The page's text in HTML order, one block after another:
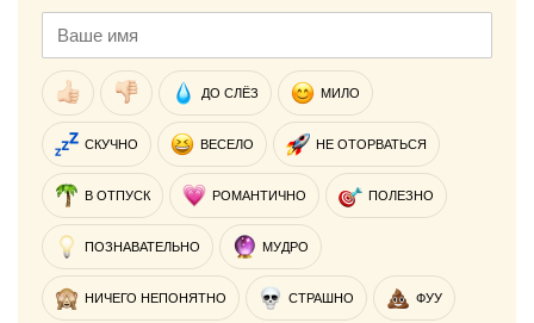
ДО СЛЁЗ МИЛО
СКУЧНО ВЕСЕЛО НЕ ОТОРВАТЬСЯ
В ОТПУСК РОМАНТИЧНО ПОЛЕЗНО
ПОЗНАВАТЕЛЬНО МУДРО
НИЧЕГО НЕПОНЯТНО СТРАШНО ФУУ